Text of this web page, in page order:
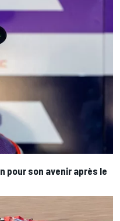
pour son avenir après le